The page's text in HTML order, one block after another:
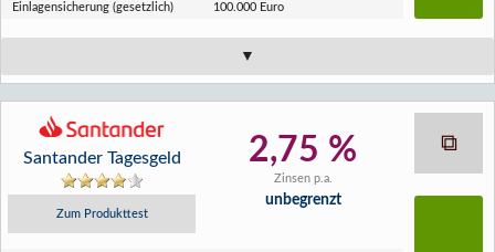
Einlagen­sicherung (gesetzlich) 100.000 Euro
Santander Tagesgeld
Zum Produkttest
2,75 %
Zinsen p.a.
unbegrenzt